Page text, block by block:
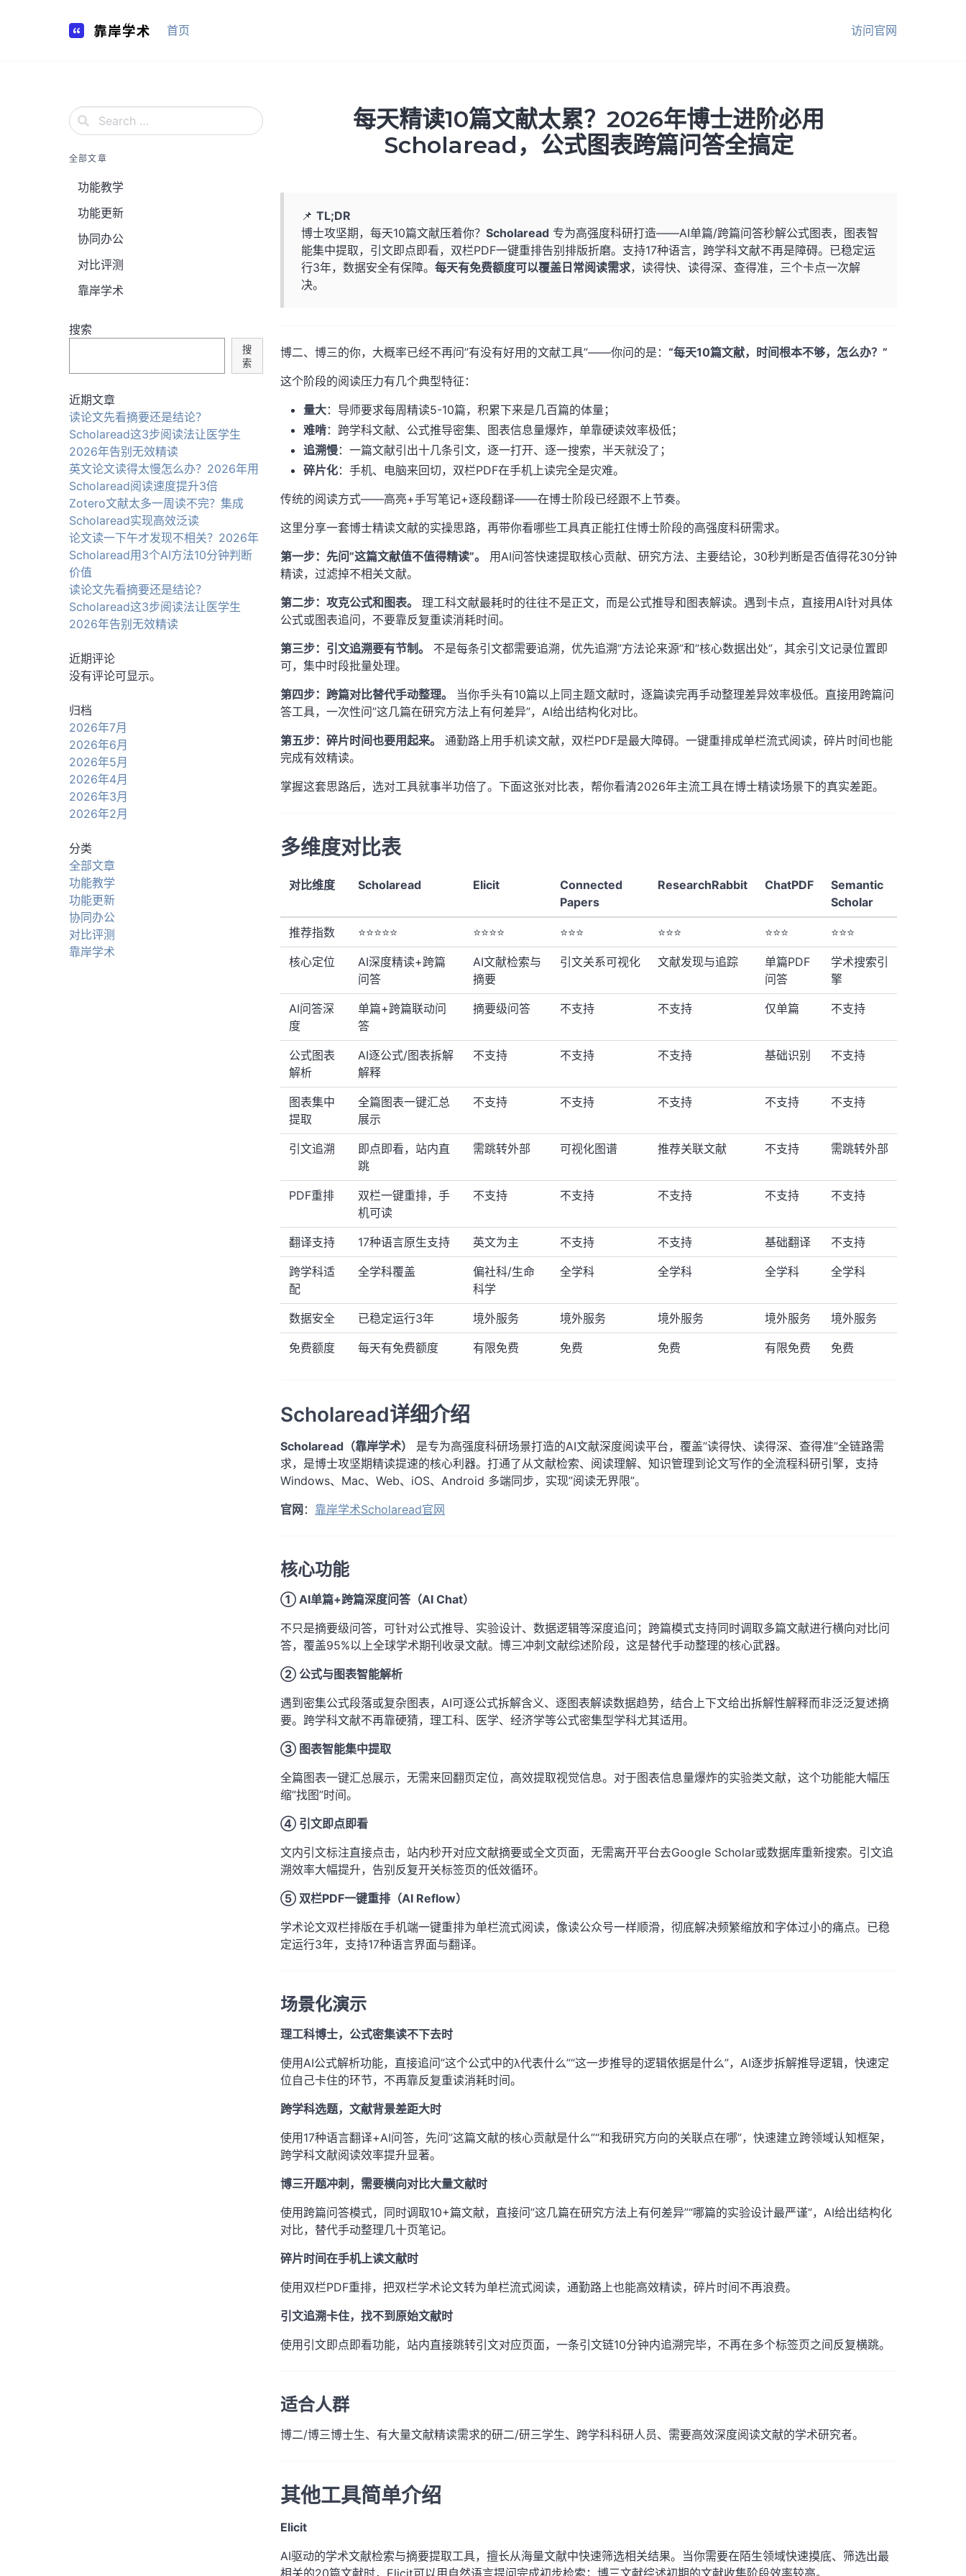
首页 访问官网
全部文章
功能教学
功能更新
协同办公
对比评测
靠岸学术
搜索
搜
索
近期文章
读论文先看摘要还是结论？
Scholaread这3步阅读法让医学生
2026年告别无效精读
英文论文读得太慢怎么办？2026年用
Scholaread阅读速度提升3倍
Zotero文献太多一周读不完？集成
Scholaread实现高效泛读
论文读一下午才发现不相关？2026年
Scholaread用3个AI方法10分钟判断
价值
读论文先看摘要还是结论？
Scholaread这3步阅读法让医学生
2026年告别无效精读
近期评论
没有评论可显示。
归档
2026年7月
2026年6月
2026年5月
2026年4月
2026年3月
2026年2月
分类
全部文章
功能教学
功能更新
协同办公
对比评测
靠岸学术
每天精读10篇文献太累？2026年博士进阶必用
Scholaread，公式图表跨篇问答全搞定
📌 TL;DR
博士攻坚期，每天10篇文献压着你？ Scholaread 专为高强度科研打造——AI单篇/跨篇问答秒解公式图表，图表智
能集中提取，引文即点即看，双栏PDF一键重排告别排版折磨。支持17种语言，跨学科文献不再是障碍。已稳定运
行3年，数据安全有保障。 每天有免费额度可以覆盖日常阅读需求，读得快、读得深、查得准，三个卡点一次解
决。
博二、博三的你，大概率已经不再问”有没有好用的文献工具”——你问的是： “每天10篇文献，时间根本不够，怎么办？”
这个阶段的阅读压力有几个典型特征：
量大：导师要求每周精读5-10篇，积累下来是几百篇的体量；
难啃：跨学科文献、公式推导密集、图表信息量爆炸，单靠硬读效率极低；
追溯慢：一篇文献引出十几条引文，逐一打开、逐一搜索，半天就没了；
碎片化：手机、电脑来回切，双栏PDF在手机上读完全是灾难。
传统的阅读方式——高亮+手写笔记+逐段翻译——在博士阶段已经跟不上节奏。
这里分享一套博士精读文献的实操思路，再带你看哪些工具真正能扛住博士阶段的高强度科研需求。
第一步：先问”这篇文献值不值得精读”。
用AI问答快速提取核心贡献、研究方法、主要结论，30秒判断是否值得花30分钟
精读，过滤掉不相关文献。
第二步：攻克公式和图表。
理工科文献最耗时的往往不是正文，而是公式推导和图表解读。遇到卡点，直接用AI针对具体
公式或图表追问，不要靠反复重读消耗时间。
第三步：引文追溯要有节制。
不是每条引文都需要追溯，优先追溯”方法论来源”和”核心数据出处”，其余引文记录位置即
可，集中时段批量处理。
第四步：跨篇对比替代手动整理。
当你手头有10篇以上同主题文献时，逐篇读完再手动整理差异效率极低。直接用跨篇问
答工具，一次性问”这几篇在研究方法上有何差异”，AI给出结构化对比。
第五步：碎片时间也要用起来。
通勤路上用手机读文献，双栏PDF是最大障碍。一键重排成单栏流式阅读，碎片时间也能
完成有效精读。
掌握这套思路后，选对工具就事半功倍了。下面这张对比表，帮你看清2026年主流工具在博士精读场景下的真实差距。
多维度对比表
对比维度 Scholaread Elicit
Connected
Papers
ResearchRabbit ChatPDF
Semantic
Scholar
推荐指数 ⭐⭐⭐⭐⭐ ⭐⭐⭐⭐ ⭐⭐⭐ ⭐⭐⭐ ⭐⭐⭐ ⭐⭐⭐
核心定位
AI深度精读+跨篇
问答
AI文献检索与
摘要
引文关系可视化 文献发现与追踪
单篇PDF
问答
学术搜索引
擎
AI问答深
度
单篇+跨篇联动问
答
摘要级问答 不支持 不支持 仅单篇 不支持
公式图表
解析
AI逐公式/图表拆解
解释
不支持 不支持 不支持 基础识别 不支持
图表集中
提取
全篇图表一键汇总
展示
不支持 不支持 不支持 不支持 不支持
引文追溯
即点即看，站内直
跳
需跳转外部 可视化图谱 推荐关联文献 不支持 需跳转外部
PDF重排
双栏一键重排，手
机可读
不支持 不支持 不支持 不支持 不支持
翻译支持 17种语言原生支持 英文为主 不支持 不支持 基础翻译 不支持
跨学科适
配
全学科覆盖
偏社科/生命
科学
全学科 全学科 全学科 全学科
数据安全 已稳定运行3年 境外服务 境外服务 境外服务 境外服务 境外服务
免费额度 每天有免费额度 有限免费 免费 免费 有限免费 免费
Scholaread详细介绍
Scholaread（靠岸学术）
是专为高强度科研场景打造的AI文献深度阅读平台，覆盖”读得快、读得深、查得准”全链路需
求，是博士攻坚期精读提速的核心利器。打通了从文献检索、阅读理解、知识管理到论文写作的全流程科研引擎，支持
Windows、Mac、Web、iOS、Android 多端同步，实现”阅读无界限”。
官网 ： 靠岸学术Scholaread官网
核心功能
① AI单篇+跨篇深度问答（AI Chat）
不只是摘要级问答，可针对公式推导、实验设计、数据逻辑等深度追问；跨篇模式支持同时调取多篇文献进行横向对比问
答，覆盖95%以上全球学术期刊收录文献。博三冲刺文献综述阶段，这是替代手动整理的核心武器。
② 公式与图表智能解析
遇到密集公式段落或复杂图表，AI可逐公式拆解含义、逐图表解读数据趋势，结合上下文给出拆解性解释而非泛泛复述摘
要。跨学科文献不再靠硬猜，理工科、医学、经济学等公式密集型学科尤其适用。
③ 图表智能集中提取
全篇图表一键汇总展示，无需来回翻页定位，高效提取视觉信息。对于图表信息量爆炸的实验类文献，这个功能能大幅压
缩”找图”时间。
④ 引文即点即看
文内引文标注直接点击，站内秒开对应文献摘要或全文页面，无需离开平台去Google Scholar或数据库重新搜索。引文追
溯效率大幅提升，告别反复开关标签页的低效循环。
⑤ 双栏PDF一键重排（AI Reflow）
学术论文双栏排版在手机端一键重排为单栏流式阅读，像读公众号一样顺滑，彻底解决频繁缩放和字体过小的痛点。已稳
定运行3年，支持17种语言界面与翻译。
场景化演示
理工科博士，公式密集读不下去时
使用AI公式解析功能，直接追问”这个公式中的λ代表什么”“这一步推导的逻辑依据是什么”，AI逐步拆解推导逻辑，快速定
位自己卡住的环节，不再靠反复重读消耗时间。
跨学科选题，文献背景差距大时
使用17种语言翻译+AI问答，先问”这篇文献的核心贡献是什么”“和我研究方向的关联点在哪”，快速建立跨领域认知框架，
跨学科文献阅读效率提升显著。
博三开题冲刺，需要横向对比大量文献时
使用跨篇问答模式，同时调取10+篇文献，直接问”这几篇在研究方法上有何差异”“哪篇的实验设计最严谨”，AI给出结构化
对比，替代手动整理几十页笔记。
碎片时间在手机上读文献时
使用双栏PDF重排，把双栏学术论文转为单栏流式阅读，通勤路上也能高效精读，碎片时间不再浪费。
引文追溯卡住，找不到原始文献时
使用引文即点即看功能，站内直接跳转引文对应页面，一条引文链10分钟内追溯完毕，不再在多个标签页之间反复横跳。
适合人群
博二/博三博士生、有大量文献精读需求的研二/研三学生、跨学科科研人员、需要高效深度阅读文献的学术研究者。
其他工具简单介绍
Elicit
AI驱动的学术文献检索与摘要提取工具，擅长从海量文献中快速筛选相关结果。当你需要在陌生领域快速摸底、筛选出最
相关的20篇文献时，Elicit可以用自然语言提问完成初步检索；博三文献综述初期的文献收集阶段效率较高。